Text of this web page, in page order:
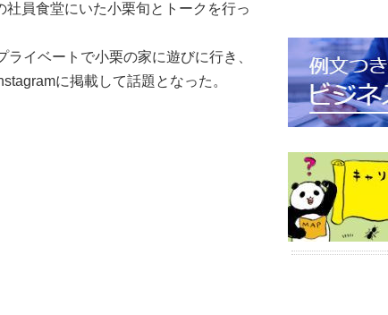
社員食堂にいた小栗旬とトークを行っ
ライベートで小栗の家に遊びに行き、
に掲載して話題となった。